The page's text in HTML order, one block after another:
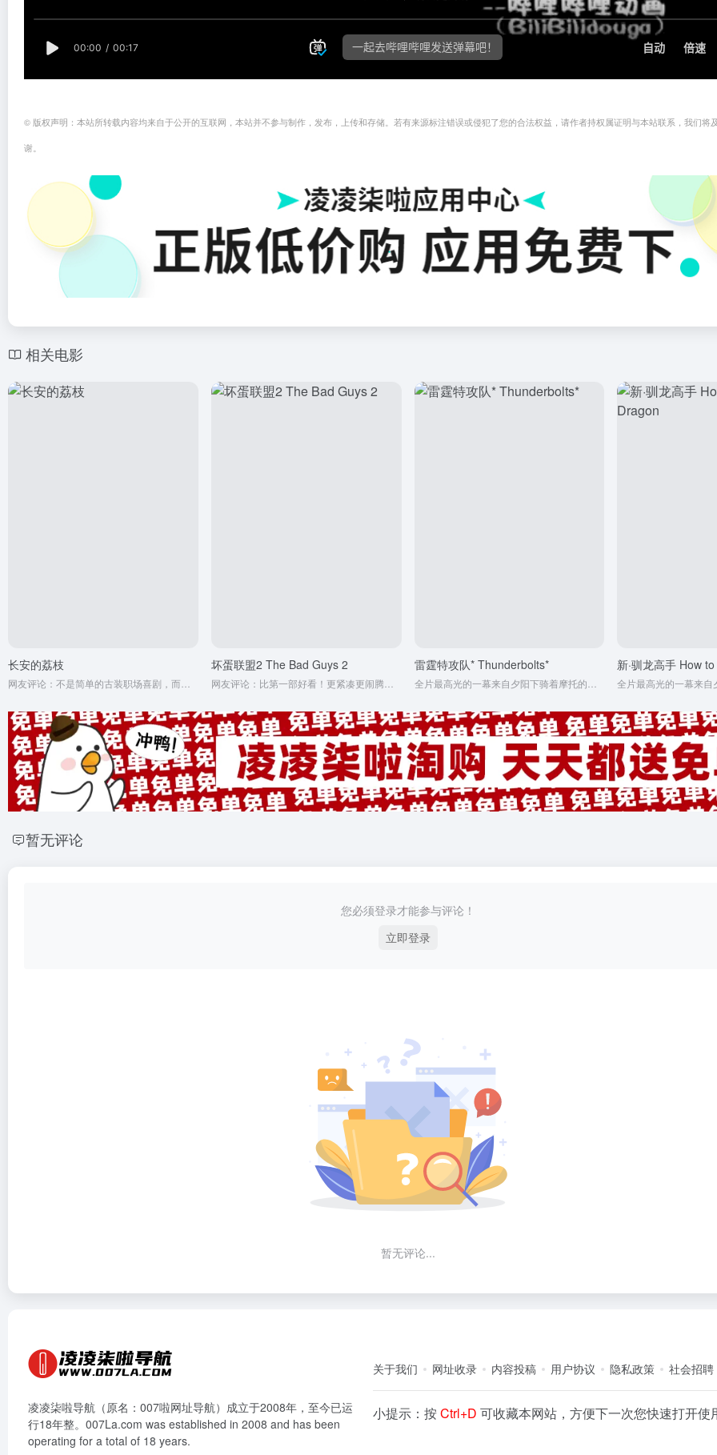
© 版权声明：本站所转载内容均来自于公开的互联网，本站并不参与制作，发布，上传和存储。若有来源标注错误或侵犯了您的合法权益，请作者持权属证明与本站联系，我们将
谢。
相关电影
长安的荔枝 坏蛋联盟2 The Bad Guys 2 雷霆特攻队* Thunderbolts*
暂无评论
您必须登录才能参与评论！
立即登录
暂无评论...
凌凌柒啦导航（原名：007啦网址导航）成立于2008年，至今已运
行18年整。007La.com was established in 2008 and has been
operating for a total of 18 years.
关于我们 网址收录 内容投稿 用户协议 隐私政策 社会招聘
小提示：按Ctrl+D可收藏本网站，方便下一次您快速打开使